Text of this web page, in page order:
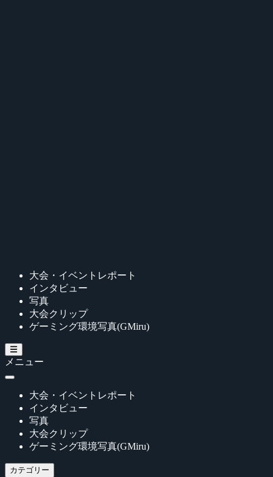
大会・イベントレポート
インタビュー
写真
大会クリップ
ゲーミング環境写真(GMiru)
メニュー
大会・イベントレポート
インタビュー
写真
大会クリップ
ゲーミング環境写真(GMiru)
カテゴリー